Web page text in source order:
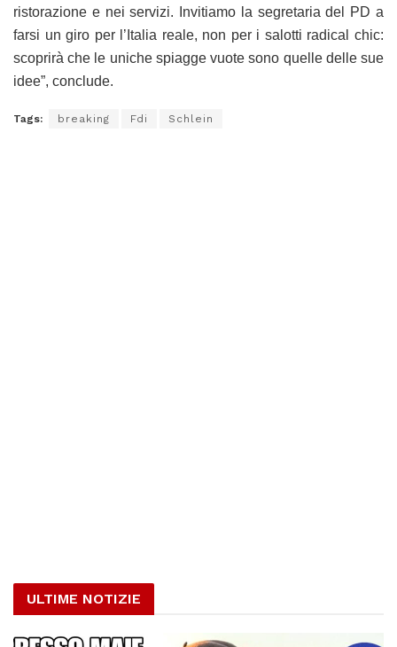
ristorazione e nei servizi. Invitiamo la segretaria del PD a
farsi un giro per l’Italia reale, non per i salotti radical chic:
scoprirà che le uniche spiagge vuote sono quelle delle sue
idee”, conclude.
Tags: breaking Fdi Schlein
ULTIME NOTIZIE